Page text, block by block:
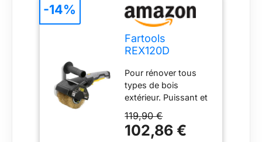
Fartools
REX120D
extérieur 1300W,
Brosse laiton
120X100MM, Noir
Pour rénover tous
types de bois
extérieur. Puissant et
moteur de 1300w, il
permet de poncer et
119,90 €
102,86 €
-14%